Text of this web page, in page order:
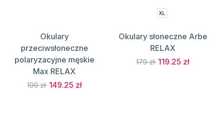
Okulary
przeciwsłoneczne
polaryzacyjne męskie
Max RELAX
199 zł 149.25 zł
XL
Okulary słoneczne Arbe
RELAX
179 zł 119.25 zł